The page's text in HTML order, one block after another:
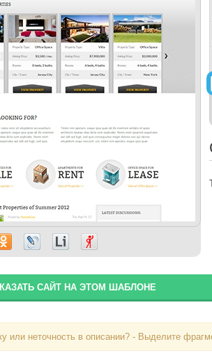
САЙТ НА ЭТОМ ШАБЛОНЕ
или неточность в описании? - Выделите